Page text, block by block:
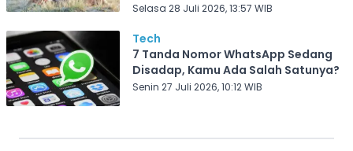
Selasa 28 Juli 2026, 13:57 WIB
Tech
7 Tanda Nomor WhatsApp Sedang
Disadap, Kamu Ada Salah Satunya?
Senin 27 Juli 2026, 10:12 WIB